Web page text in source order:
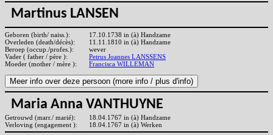
Martinus LANSEN
Geboren (birth/ naiss.):
17.10.1738 in (à) Handzame
Overleden (death/décès):
11.11.1810 in (à) Handzame
Beroep (occup./profes.):
wever
Vader ( father / père ):
Petrus Joannes LANSSENS
Moeder (mother / mère ):
Francisca WILLEMAN
Maria Anna VANTHUYNE
Getrouwd (marr./ marié):
18.04.1767 in (à) Handzame
Verloving (engagement ):
18.04.1767 in (à) Werken